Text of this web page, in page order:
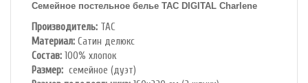
Семейное постельное белье TAC DIGITAL Charlene
Производитель: TAC
Материал: Сатин делюкс
Состав: 100% хлопок
Размер: семейное (дуэт)